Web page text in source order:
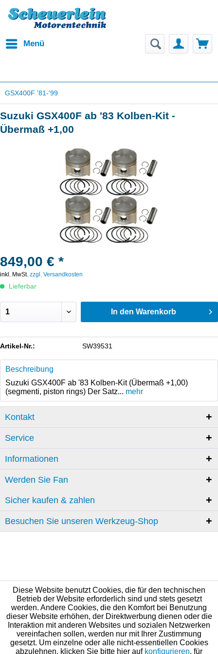
Menü
GSX400F '81-'99
Suzuki GSX400F ab '83 Kolben-Kit -
Übermaß +1,00
849,00 € *
inkl. MwSt. zzgl. Versandkosten
Lieferbar
In den Warenkorb
Artikel-Nr.: SW39531
Beschreibung
Suzuki GSX400F ab '83 Kolben-Kit (Übermaß +1,00)
(segmenti, piston rings) Der Satz... mehr
Kontakt
Service
Informationen
Werden Sie Fan
Sicher kaufen & zahlen
Besuchen Sie unseren Werkzeug-Shop
Diese Website benutzt Cookies, die für den technischen
Betrieb der Website erforderlich sind und stets gesetzt
werden. Andere Cookies, die den Komfort bei Benutzung
dieser Website erhöhen, der Direktwerbung dienen oder die
Interaktion mit anderen Websites und sozialen Netzwerken
vereinfachen sollen, werden nur mit Ihrer Zustimmung
gesetzt. Um einzelne oder alle nicht-essentiellen Cookies
abzulehnen, klicken Sie bitte hier auf konfigurieren, für